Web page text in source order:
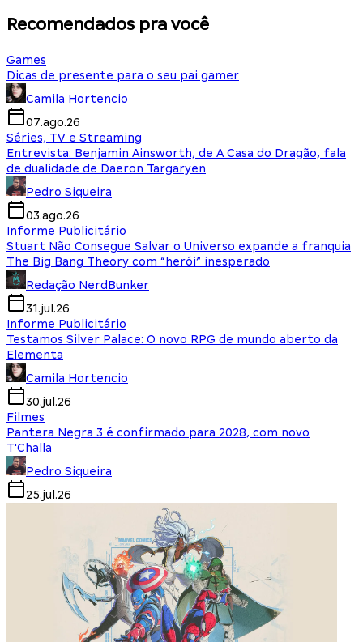
Recomendados pra você
Games
Dicas de presente para o seu pai gamer
Camila Hortencio
07.ago.26
Séries, TV e Streaming
Entrevista: Benjamin Ainsworth, de A Casa do Dragão, fala
de dualidade de Daeron Targaryen
Pedro Siqueira
03.ago.26
Informe Publicitário
Stuart Não Consegue Salvar o Universo expande a franquia
The Big Bang Theory com “herói” inesperado
Redação NerdBunker
31.jul.26
Informe Publicitário
Testamos Silver Palace: O novo RPG de mundo aberto da
Elementa
Camila Hortencio
30.jul.26
Filmes
Pantera Negra 3 é confirmado para 2028, com novo
T'Challa
Pedro Siqueira
25.jul.26